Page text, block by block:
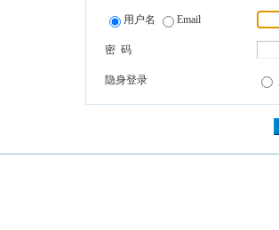
用户名 Email
密 码
隐身登录